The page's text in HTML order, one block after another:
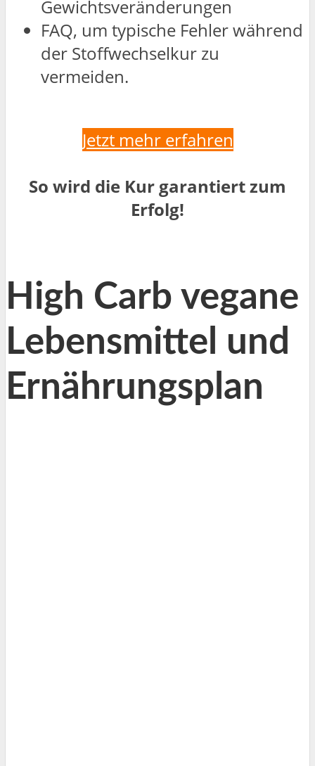
Gewichtsveränderungen
FAQ, um typische Fehler während
der Stoffwechselkur zu
vermeiden.
Jetzt mehr erfahren
So wird die Kur garantiert zum
Erfolg!
High Carb vegane
Lebensmittel und
Ernährungsplan